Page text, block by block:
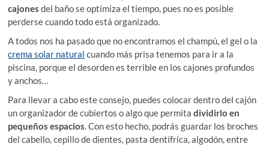
cajonesdel baño se optimiza el tiempo, pues no es posible
perderse cuando todo está organizado.
A todos nos ha pasado que no encontramos el champú, el gel o la
crema solar natural cuando más prisa tenemos para ir a la
piscina, porque el desorden es terrible en los cajones profundos
y anchos…
Para llevar a cabo este consejo, puedes colocar dentro del cajón
un organizador de cubiertos o algo que permitadividirlo en
pequeños espacios. Con esto hecho, podrás guardar los broches
del cabello, cepillo de dientes, pasta dentífrica, algodón, entre